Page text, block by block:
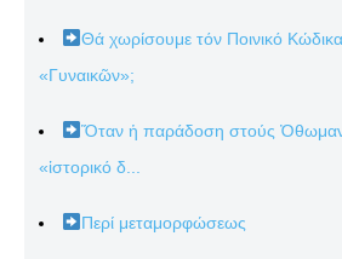
Θά χωρίσουμε τόν Ποινικό
«Γυναικῶν»;
Ὅταν ἡ παράδοση στούς
«ἱστορικό δ...
Περί μεταμορφώσεως